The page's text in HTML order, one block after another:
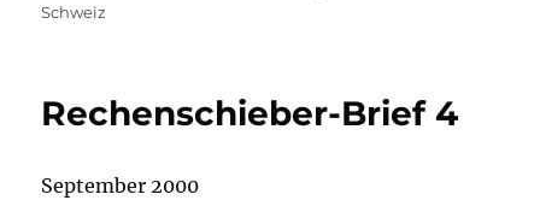
Schweiz
Rechenschieber-Brief 4
September 2000